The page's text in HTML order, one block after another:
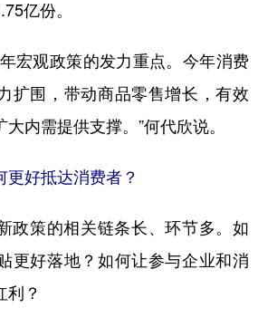
亿份。
观政策的发力重点。今年消费
扩围，带动商品零售增长，有效
内需提供支撑。”何代欣说。
更好抵达消费者？
策的相关链条长、环节多。如
更好落地？如何让参与企业和消
利？